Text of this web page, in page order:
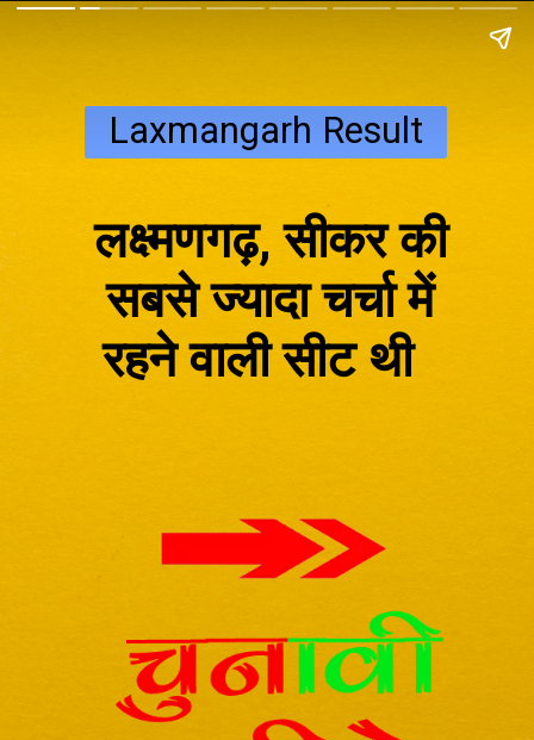
Laxmangarh Result
लक्ष्मणगढ़, सीकर की
सबसे ज्यादा चर्चा में
रहने वाली सीट थी